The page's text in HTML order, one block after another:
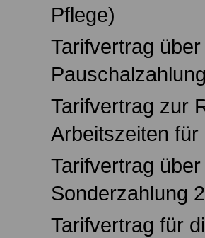
Pflege)
Tarifvertrag
Tarifvertrag zur
Arbeitszeiten
Tarifvertrag
Sonderzahlung
Tarifvertrag für